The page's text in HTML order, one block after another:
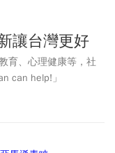
讓台灣更好
育、心理健康等，社
can help!」